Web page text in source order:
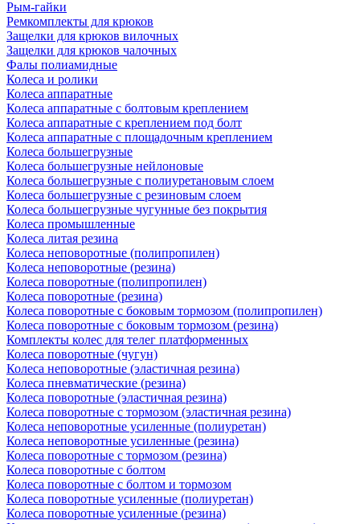
Рым-гайки
Ремкомплекты для крюков
Защелки для крюков вилочных
Защелки для крюков чалочных
Фалы полиамидные
Колеса и ролики
Колеса аппаратные
Колеса аппаратные с болтовым креплением
Колеса аппаратные с креплением под болт
Колеса аппаратные с площадочным креплением
Колеса большегрузные
Колеса большегрузные нейлоновые
Колеса большегрузные с полиуретановым слоем
Колеса большегрузные с резиновым слоем
Колеса большегрузные чугунные без покрытия
Колеса промышленные
Колеса литая резина
Колеса неповоротные (полипропилен)
Колеса неповоротные (резина)
Колеса поворотные (полипропилен)
Колеса поворотные (резина)
Колеса поворотные c боковым тормозом (полипропилен)
Колеса поворотные c боковым тормозом (резина)
Комплекты колес для телег платформенных
Колеса поворотные (чугун)
Колеса неповоротные (эластичная резина)
Колеса пневматические (резина)
Колеса поворотные (эластичная резина)
Колеса поворотные c тормозом (эластичная резина)
Колеса неповоротные усиленные (полиуретан)
Колеса неповоротные усиленные (резина)
Колеса поворотные c тормозом (резина)
Колеса поворотные с болтом
Колеса поворотные с болтом и тормозом
Колеса поворотные усиленные (полиуретан)
Колеса поворотные усиленные (резина)